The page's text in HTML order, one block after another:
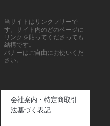
当サイトはリンクフリーで
す。サイト内のどのページに
リンクを貼ってくださっても
結構です。
バナーはご自由にお使いくだ
さい。
会社案内・特定商取引
法基づく表記